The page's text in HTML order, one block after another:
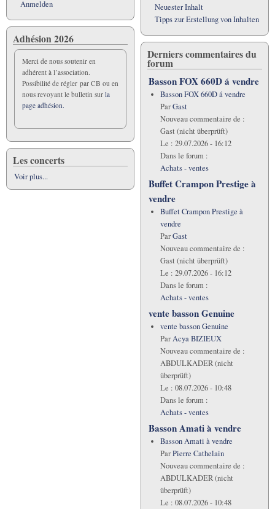
Anmelden
Adhésion 2026
Merci de nous soutenir en
adhérent à l’association.
Possibilité de régler par CB ou en
nous revoyant le bulletin sur la
page adhésion.
Les concerts
Voir plus...
Neuester Inhalt
Tipps zur Erstellung von Inhalten
Derniers commentaires du
forum
Basson FOX 660D á vendre
Basson FOX 660D á vendre
ParGast
Nouveau commentaire de :
Gast (nicht überprüft)
Le : 29.07.2026 - 16:12
Dans le forum :
Achats - ventes
Buffet Crampon Prestige à
vendre
Buffet Crampon Prestige à
vendre
ParGast
Nouveau commentaire de :
Gast (nicht überprüft)
Le : 29.07.2026 - 16:12
Dans le forum :
Achats - ventes
vente basson Genuine
vente basson Genuine
ParAcya BIZIEUX
Nouveau commentaire de :
ABDULKADER (nicht
überprüft)
Le : 08.07.2026 - 10:48
Dans le forum :
Achats - ventes
Basson Amati à vendre
Basson Amati à vendre
ParPierre Cathelain
Nouveau commentaire de :
ABDULKADER (nicht
überprüft)
Le : 08.07.2026 - 10:48